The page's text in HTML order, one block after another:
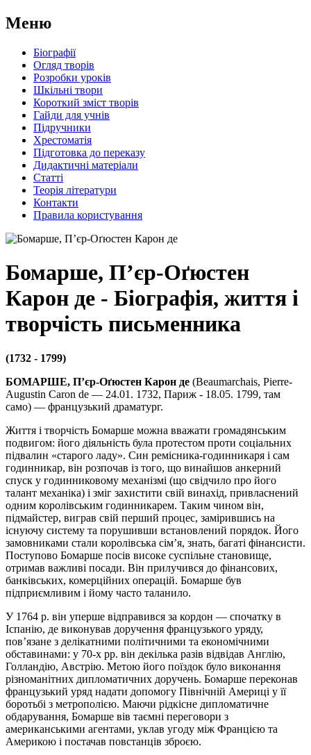
Меню
Біографії
Огляд творів
Розробки уроків
Шкільні твори
Короткий зміст творів
Гайди для учнів
Підручники
Хрестоматія
Підготовка до переказу
Дидактичні матеріали
Статті
Теорія літератури
Контакти
Правила користування
Бомарше, П’єр-Оґюстен
Карон де - Біографія, життя і
творчість письменника
(1732 - 1799)
БОМАРШЕ, П’єр-Оґюстен Карон де (Beaumarchais, Pierre-
Augustin Caron de — 24.01. 1732, Париж - 18.05. 1799, там
само) — французький драматург.
Життя і творчість Бомарше можна вважати громадянським
подвигом: його діяльність була протестом проти соціальних
підвалин «старого ладу». Син ремісника-годинникаря і сам
годинникар, він розпочав із того, що винайшов анкерний
спуск у годинниковому механізмі (що свідчило про його
талант механіка) і зміг захистити свій винахід, привласнений
одним королівським годинникарем. Таким чином він,
підмайстер, виграв свій перший процес, замірившись на
існуючу систему та порушивши встановлений порядок. Його
замовниками стали королівська сім’я, знать, багаті фінансисти.
Поступово Бомарше посів високе суспільне становище,
отримав важливі посади. Він прилучився до фінансових,
банківських, комерційних операцій. Бомарше був
підприємливим і йому часто таланило.
У 1764 р. він уперше відправився за кордон — спочатку в
Іспанію, де виконував доручення французького уряду,
пов’язане з делікатними політичними та економічними
обставинами: у 70-х pp. він декілька разів відвідав Англію,
Голландію, Австрію. Метою його поїздок було виконання
різноманітних дипломатичних доручень. Бомарше переконав
французький уряд надати допомогу Північній Америці у її
боротьбі з метрополією. Маючи рідкісне дипломатичне
обдарування, Бомарше вів таємні переговори з
американськими агентами, уклав угоду між Францією та
Америкою і постачав повстанців зброєю.